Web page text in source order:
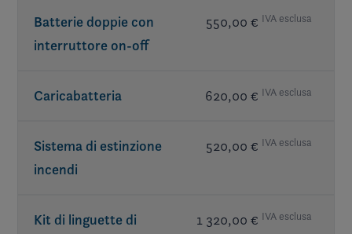
Batterie doppie con
interruttore on-off
550,00 € IVA esclusa
Caricabatteria 620,00 € IVA esclusa
Sistema di estinzione
incendi
520,00 € IVA esclusa
Kit di linguette di
1 320,00 € IVA esclusa